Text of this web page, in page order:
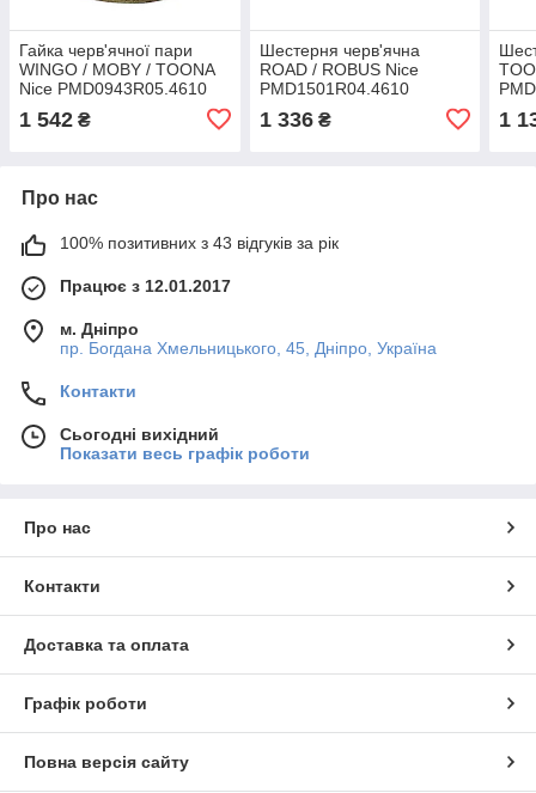
Гайка черв'ячної пари
WINGO / MOBY / TOONA
Nice PMD0943R05.4610
1 542 ₴
Шестерня черв'ячна
ROAD / ROBUS Nice
PMD1501R04.4610
1 336₴ 1
Про нас
100% позитивних з 43 відгуків за рік
Працює з 12.01.2017
м. Дніпро
пр. Богдана Хмельницького, 45, Дніпро, Україна
Контакти
Сьогодні вихідний
Показати весь графік роботи
Про нас
Контакти
Доставка та оплата
Графік роботи
Повна версія сайту